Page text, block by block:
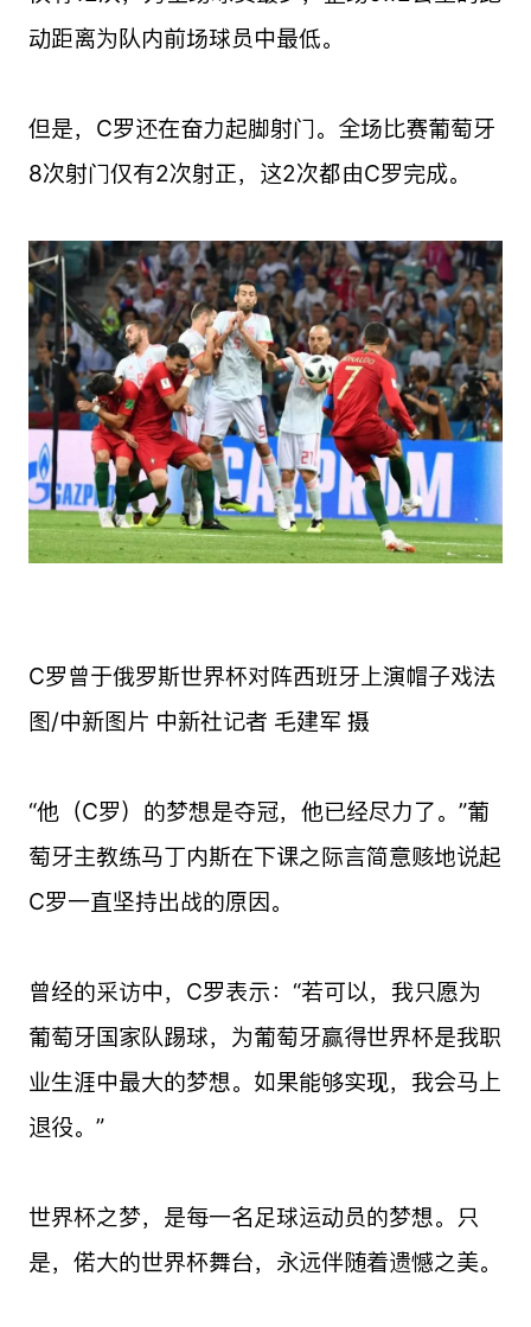
动距离为队内前场球员中最低。
但是，C罗还在奋力起脚射门。全场比赛葡萄牙
8次射门仅有2次射正，这2次都由C罗完成。
C罗曾于俄罗斯世界杯对阵西班牙上演帽子戏法
图/中新图片 中新社记者 毛建军 摄
“他（C罗）的梦想是夺冠，他已经尽力了。”葡
萄牙主教练马丁内斯在下课之际言简意赅地说起
C罗一直坚持出战的原因。
曾经的采访中，C罗表示：“若可以，我只愿为
葡萄牙国家队踢球，为葡萄牙赢得世界杯是我职
业生涯中最大的梦想。如果能够实现，我会马上
退役。”
世界杯之梦，是每一名足球运动员的梦想。只
是，偌大的世界杯舞台，永远伴随着遗憾之美。